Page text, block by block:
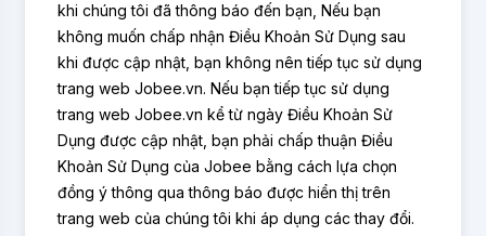
khi chúng tôi đã thông báo đến bạn, Nếu bạn
không muốn chấp nhận Điều Khoản Sử Dụng sau
khi được cập nhật, bạn không nên tiếp tục sử dụng
trang web Jobee.vn. Nếu bạn tiếp tục sử dụng
trang web Jobee.vn kể từ ngày Điều Khoản Sử
Dụng được cập nhật, bạn phải chấp thuận Điều
Khoản Sử Dụng của Jobee bằng cách lựa chọn
đồng ý thông qua thông báo được hiển thị trên
trang web của chúng tôi khi áp dụng các thay đổi.